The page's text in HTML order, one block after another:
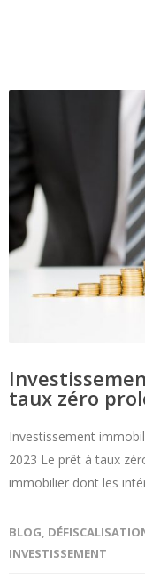
taux zéro
Investissement
2023 Le prêt à taux
immobilier dont les
BLOG,
INVESTISSEMENT